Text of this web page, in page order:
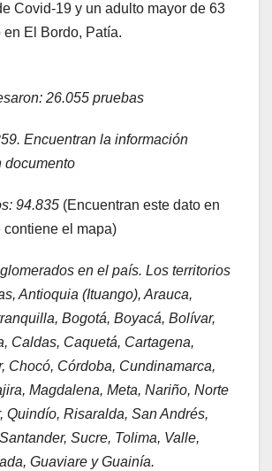
Covid-19 y un adulto mayor de 63
El Bordo, Patía.
26.055 pruebas
Encuentran la información
documento
94.835 (Encuentran este dato en
contiene el mapa)
en el país. Los territorios
Antioquia (Ituango), Arauca,
Bogotá, Boyacá, Bolívar,
Caldas, Caquetá, Cartagena,
Chocó, Córdoba, Cundinamarca,
Magdalena, Meta, Nariño, Norte
Quindío, Risaralda, San Andrés,
Sucre, Tolima, Valle,
Guaviare y Guainía.